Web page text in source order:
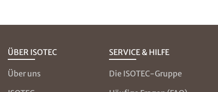
ÜBER ISOTEC
Über uns
SERVICE & HILFE
Die ISOTEC-Gruppe